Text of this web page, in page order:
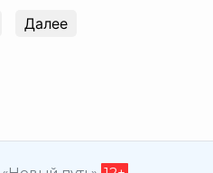
Далее